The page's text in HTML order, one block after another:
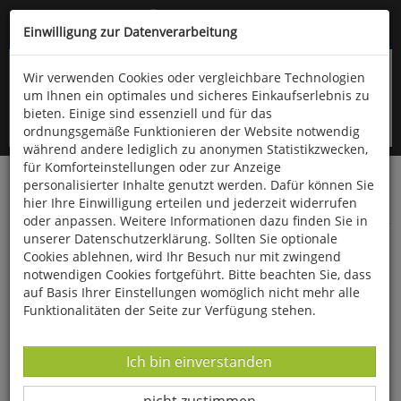
Kompletten Head der Seite überspringen
oder (06766) 9323-960
Startseite Technik & Freizeit
Spiel & Spaß
Blechspielzeug
Blech-Ente zum Aufziehen
Einwilligung zur Datenverarbeitung
Wir verwenden Cookies oder vergleichbare Technologien
um Ihnen ein optimales und sicheres Einkaufserlebnis zu
bieten. Einige sind essenziell und für das
ordnungsgemäße Funktionieren der Website notwendig
während andere lediglich zu anonymen Statistikzwecken,
für Komforteinstellungen oder zur Anzeige
personalisierter Inhalte genutzt werden. Dafür können Sie
hier Ihre Einwilligung erteilen und jederzeit widerrufen
oder anpassen. Weitere Informationen dazu finden Sie in
unserer Datenschutzerklärung. Sollten Sie optionale
Cookies ablehnen, wird Ihr Besuch nur mit zwingend
notwendigen Cookies fortgeführt. Bitte beachten Sie, dass
auf Basis Ihrer Einstellungen womöglich nicht mehr alle
Funktionalitäten der Seite zur Verfügung stehen.
Datenverarbeitung -
Ich bin einverstanden